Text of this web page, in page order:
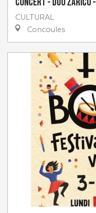
CULTURAL
Concoules